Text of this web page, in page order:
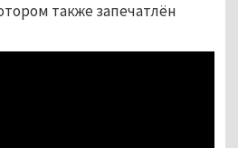
также запечатлён